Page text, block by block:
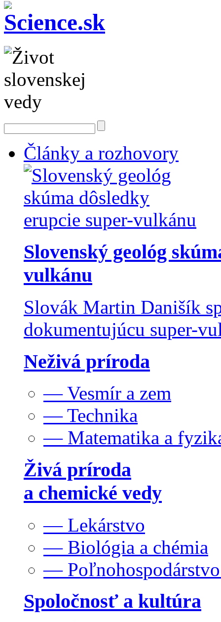
Články a rozhovory
Slovenský geológ
vulkánu
Slovák Martin Danišík
dokumentujúcu super-
Neživá príroda
— Vesmír a zem
— Technika
— Matematika a
Živá príroda
a chemické vedy
— Lekárstvo
— Biológia a chémia
—
Spoločnosť a kultúra